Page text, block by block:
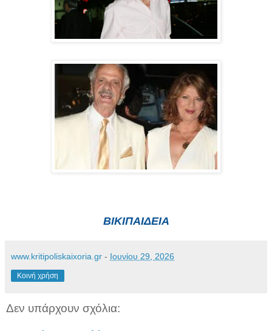
ΒΙΚΙΠΑΙΔΕΙΑ
www.kritipoliskaixoria.gr - Ιουνίου 29, 2026
Κοινή χρήση
Δεν υπάρχουν σχόλια: